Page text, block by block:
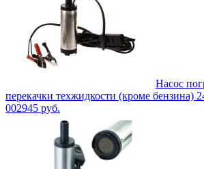
Насос
перекачки техжидкости (кроме бензина)
002945 руб.